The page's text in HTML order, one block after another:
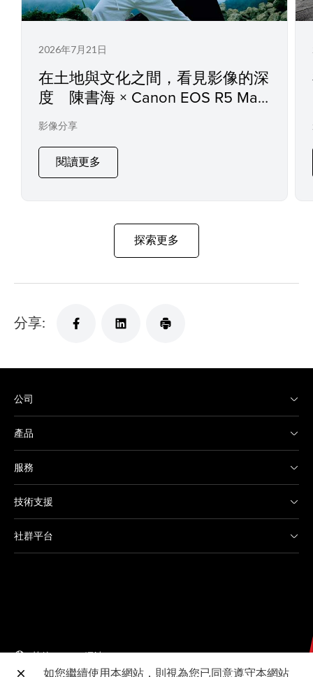
2026年7月21日
在土地與文化之間，看見影像的深
度 陳書海 × Canon EOS R5 Mark
II
影像分享
閱讀更多
探索更多
分享:
公司
產品
服務
技術支援
社群平台
其他 Canon 網站
如您繼續使用本網站，則視為您已同意遵守本網站